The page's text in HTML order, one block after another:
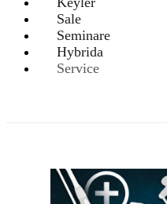
Sale
Seminare
Hybrida
Service